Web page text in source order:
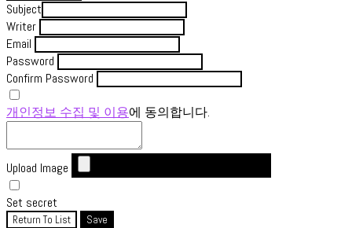
Subject
Writer
Email
Password
Confirm Password
개인정보 수집 및 이용에 동의합니다.
Upload Image
Set secret
Return To List Save